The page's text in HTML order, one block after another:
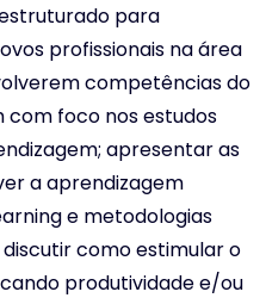
para
profissionais na área
competências do
com foco nos estudos
apresentar as
a aprendizagem
e metodologias
como estimular o
produtividade e/ou